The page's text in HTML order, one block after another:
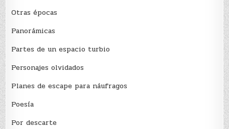
Otras épocas
Panorámicas
Partes de un espacio turbio
Personajes olvidados
Planes de escape para náufragos
Poesía
Por descarte